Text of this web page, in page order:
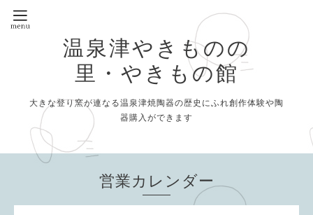
温泉津やきものの
里・やきもの館
大きな登り窯が連なる温泉津焼陶器の歴史にふれ創作体験や陶
器購入ができます
営業カレンダー